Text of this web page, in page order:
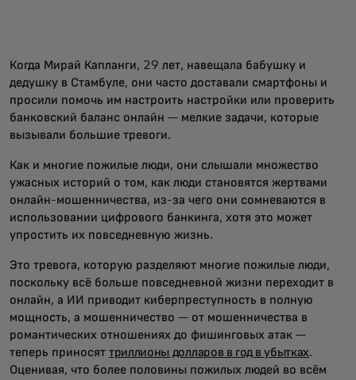
Когда Мирай Капланги, 29 лет, навещала бабушку и
дедушку в Стамбуле, они часто доставали смартфоны и
просили помочь им настроить настройки или проверить
банковский баланс онлайн — мелкие задачи, которые
вызывали большие тревоги.
Как и многие пожилые люди, они слышали множество
ужасных историй о том, как люди становятся жертвами
онлайн-мошенничества, из-за чего они сомневаются в
использовании цифрового банкинга, хотя это может
упростить их повседневную жизнь.
Это тревога, которую разделяют многие пожилые люди,
поскольку всё больше повседневной жизни переходит в
онлайн, а ИИ приводит киберпреступность в полную
мощность, а мошенничество — от мошенничества в
романтических отношениях до фишинговых атак —
теперь приносят триллионы долларов в год в убытках.
Оценивая, что более половины пожилых людей во всём